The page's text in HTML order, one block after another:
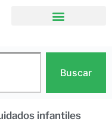
Buscar
infantiles